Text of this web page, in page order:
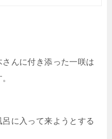
んに付き添った一咲は
に入って来ようとする